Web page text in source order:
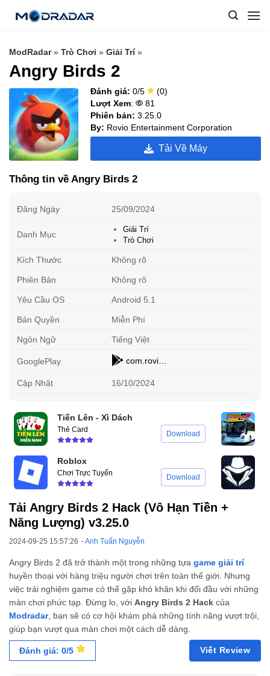
ModRadar» Trò Chơi » Giải Trí»
Angry Birds 2
Đánh giá: 0/5
(0)
Lượt Xem:
81
Phiên bản: 3.25.0
By: Rovio Entertainment Corporation
Tải Về Máy
Thông tin về Angry Birds 2
Đăng Ngày 25/09/2024
Danh Mục
Giải Trí
Trò Chơi
Kích Thước Không rõ
Phiên Bản Không rõ
Yêu Cầu OS Android 5.1
Bản Quyền Miễn Phí
Ngôn Ngữ Tiếng Việt
GooglePlay
Cập Nhật 16/10/2024
Tiến Lên - Xì Dách
Thẻ Card Download
Roblox
Chơi Trực Tuyến Download
Tải Angry Birds 2 Hack (Vô Hạn Tiền +
Năng Lượng) v3.25.0
2024-09-25 15:57:26 -Anh Tuấn Nguyễn
Angry Birds 2 đã trở thành một trong những tựa game giải trí
huyền thoại với hàng triệu người chơi trên toàn thế giới. Nhưng
việc trải nghiệm game có thể gặp khó khăn khi đối đầu với những
màn chơi phức tạp. Đừng lo, với Angry Birds 2 Hack của
Modradar, bạn sẽ có cơ hội khám phá những tính năng vượt trội,
giúp bạn vượt qua màn chơi một cách dễ dàng.
Đánh giá: 0/5 Viết Review